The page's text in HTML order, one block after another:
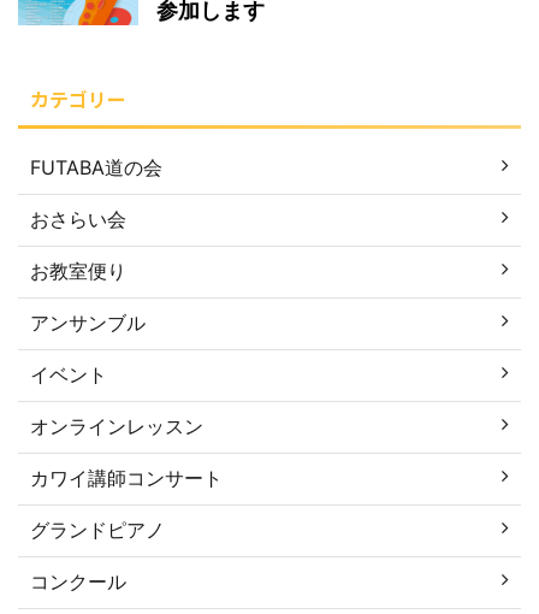
参加します
カテゴリー
FUTABA道の会
おさらい会
お教室便り
アンサンブル
イベント
オンラインレッスン
カワイ講師コンサート
グランドピアノ
コンクール